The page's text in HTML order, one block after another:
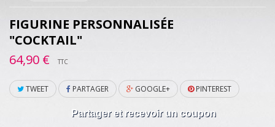
FIGURINE PERSONNALISÉE
"COCKTAIL"
64,90 €
TTC
TWEET PARTAGER GOOGLE+ PINTEREST
Partager et recevoir un coupon